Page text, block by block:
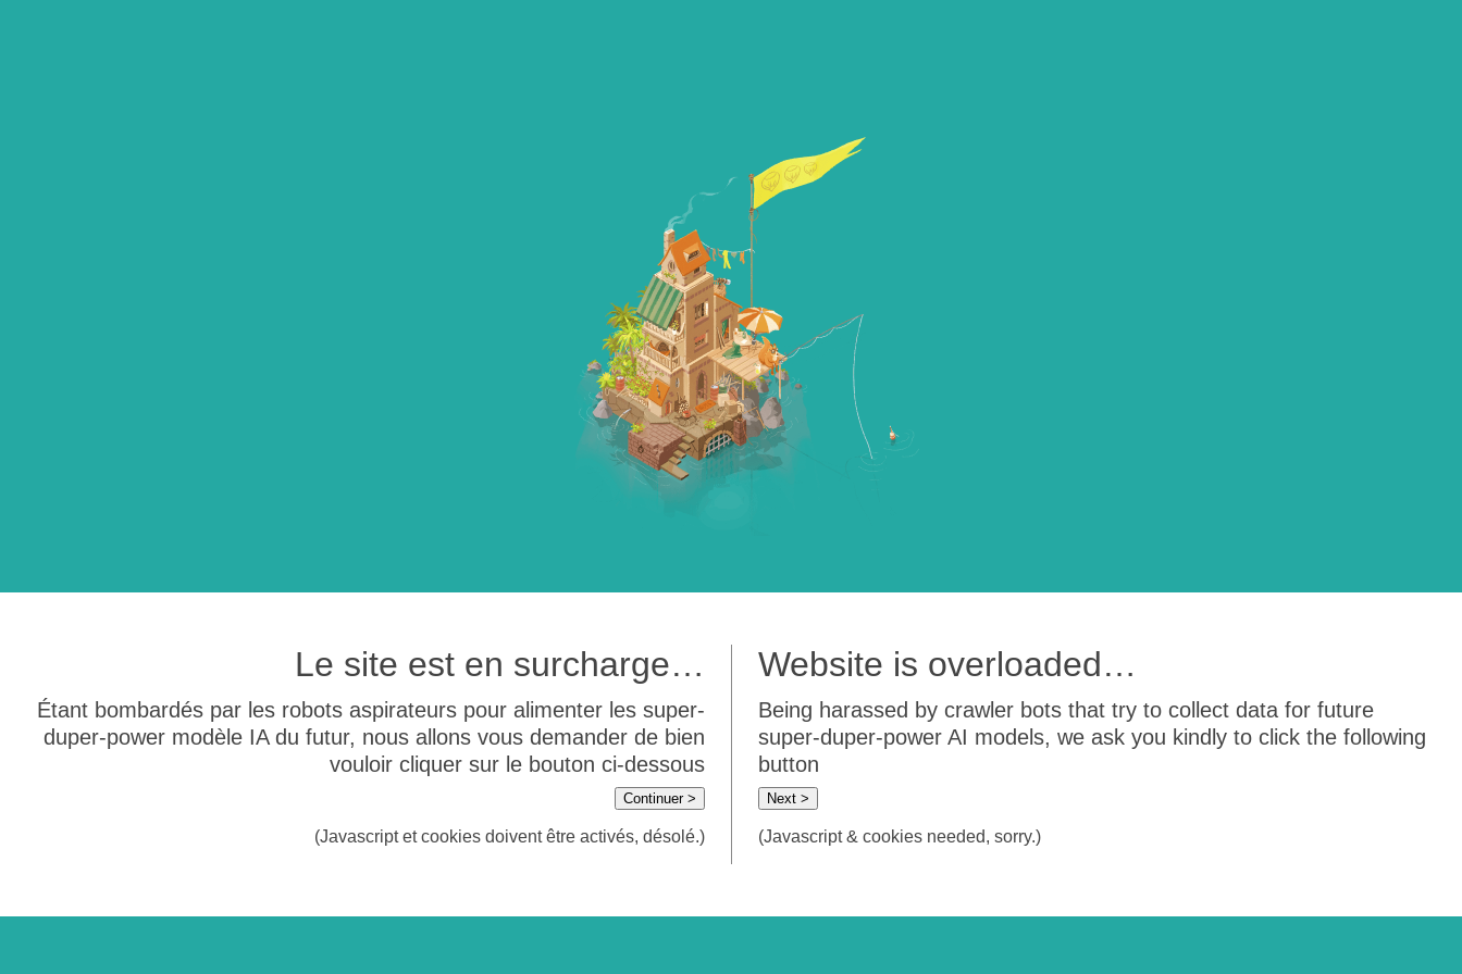
Le site est en surcharge…
Étant bombardés par les robots aspirateurs pour alimenter les super-
duper-power modèle IA du futur, nous allons vous demander de bien
vouloir cliquer sur le bouton ci-dessous
Continuer >
(Javascript et cookies doivent être activés, désolé.)
Website is overloaded…
Being harassed by crawler bots that try to collect data for future
super-duper-power AI models, we ask you kindly to click the following
button
Next >
(Javascript & cookies needed, sorry.)